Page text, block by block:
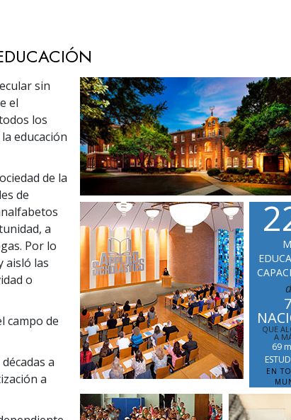
La Comunicación
2
QUE
A
69
EN
sin
el
los
educación
de la
de
a
Por lo
aisló las
o
campo de
décadas a
a